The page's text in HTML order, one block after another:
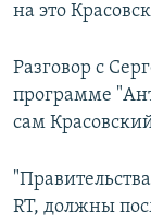
на это
Разговор с
программе
сам
RT, должны